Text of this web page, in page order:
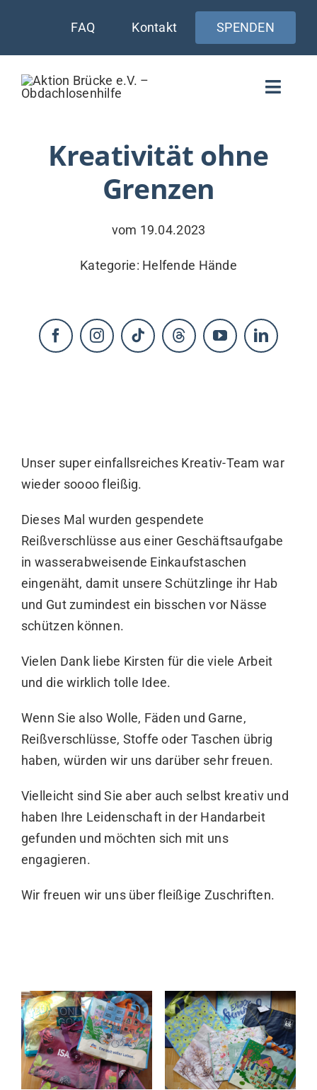
springen
FAQ Kontakt SPENDEN
Toggle
KONTAKT
Kreativität ohne
Grenzen
vom 19.04.2023
Kategorie: Helfende Hände
Unser super einfallsreiches Kreativ-Team war
wieder soooo fleißig.
Dieses Mal wurden gespendete
Reißverschlüsse aus einer Geschäftsaufgabe
in wasserabweisende Einkaufstaschen
eingenäht, damit unsere Schützlinge ihr Hab
und Gut zumindest ein bisschen vor Nässe
schützen können.
Vielen Dank liebe Kirsten für die viele Arbeit
und die wirklich tolle Idee.
Wenn Sie also Wolle, Fäden und Garne,
Reißverschlüsse, Stoffe oder Taschen übrig
haben, würden wir uns darüber sehr freuen.
Vielleicht sind Sie aber auch selbst kreativ und
haben Ihre Leidenschaft in der Handarbeit
gefunden und möchten sich mit uns
engagieren.
Wir freuen wir uns über fleißige Zuschriften.